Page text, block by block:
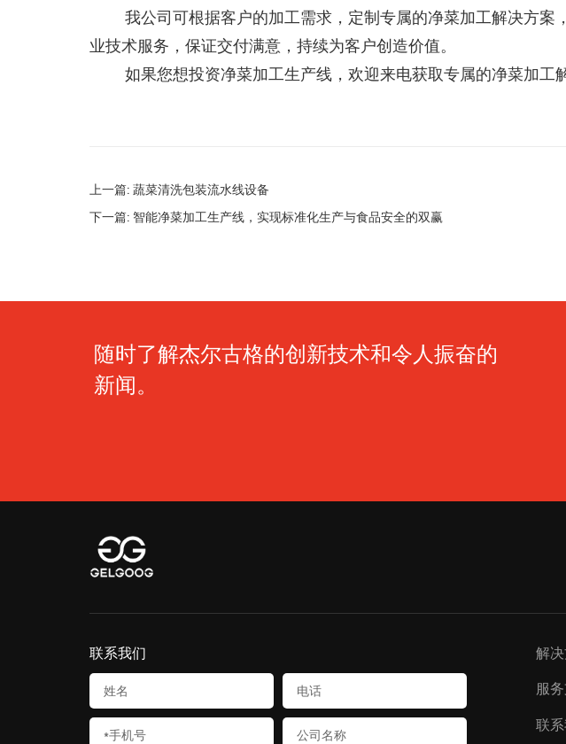
我公司可根据客户的加工需求，定制专属的净菜加工解决方案
业技术服务，保证交付满意，持续为客户创造价值。
如果您想投资净菜加工生产线，欢迎来电获取专属的净菜加工
上一篇: 蔬菜清洗包装流水线设备
下一篇: 智能净菜加工生产线，实现标准化生产与食品安全的双赢
随时了解杰尔古格的创新技术和令人振奋的
新闻。
联系我们 解
服
联